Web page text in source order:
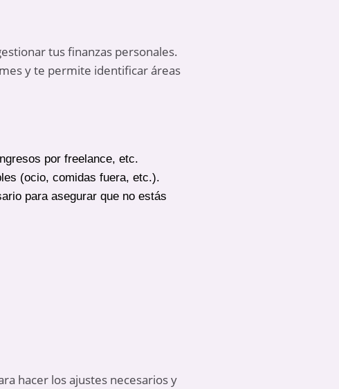
tus finanzas personales.
y te permite identificar áreas
por freelance, etc.
(ocio, comidas fuera, etc.).
para asegurar que no estás
hacer los ajustes necesarios y